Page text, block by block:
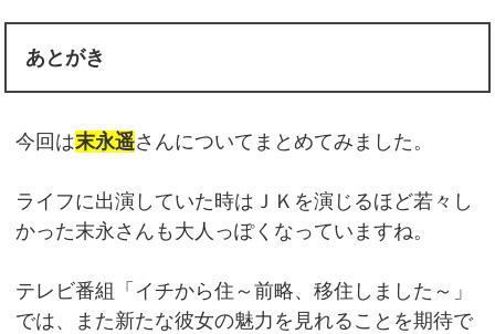
あとがき
今回は末永遥さんについてまとめてみました。
ライフに出演していた時はＪＫを演じるほど若々し
かった末永さんも大人っぽくなっていますね。
テレビ番組「イチから住～前略、移住しました～」
では、また新たな彼女の魅力を見れることを期待で